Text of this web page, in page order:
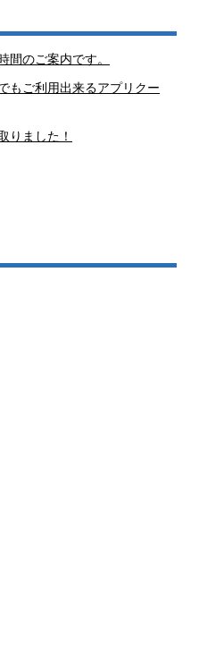
間のご案内です。
もご利用出来るアプリクー
りました！